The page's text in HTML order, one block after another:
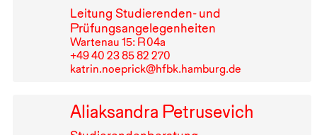
Leitung Studierenden- und
Prüfungsangelegenheiten
Wartenau 15: R⁠ ⁠04a
+49⁠ ⁠40⁠ ⁠23⁠ ⁠85⁠ ⁠82⁠ ⁠270
katrin.noeprick@hfbk.hamburg.de
Aliaksandra Petrusevich